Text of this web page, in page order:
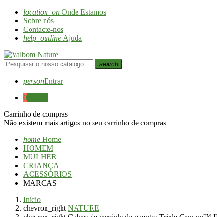
location_on Onde Estamos
Sobre nós
Contacte-nos
help_outline Ajuda
search
personEntrar
0
Carrinho de compras
Não existem mais artigos no seu carrinho de compras
home Home
HOMEM
MULHER
CRIANÇA
ACESSÓRIOS
MARCAS
Início
chevron_right NATURE